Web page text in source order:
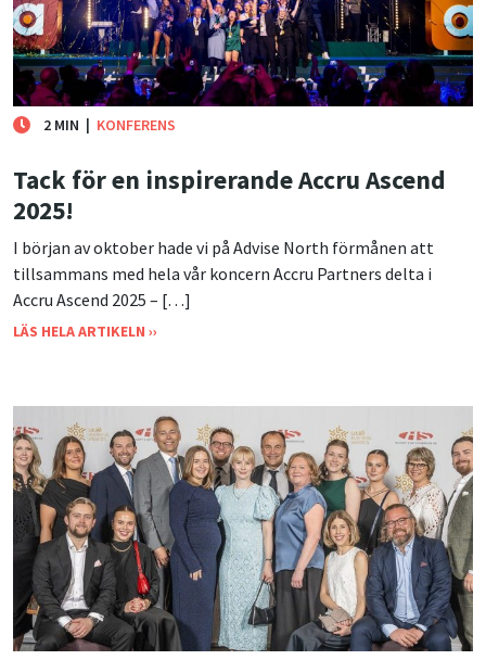
2 MIN | KONFERENS
Tack för en inspirerande Accru Ascend
2025!
I början av oktober hade vi på Advise North förmånen att
tillsammans med hela vår koncern Accru Partners delta i
Accru Ascend 2025 – […]
LÄS HELA ARTIKELN ››